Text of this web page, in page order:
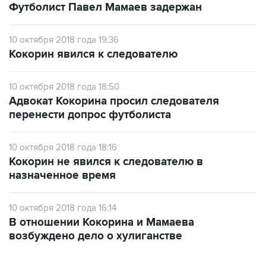
Футболист Павел Мамаев задержан
10 октября 2018 года 19:36
Кокорин явился к следователю
10 октября 2018 года 18:50
Адвокат Кокорина просил следователя
перенести допрос футболиста
10 октября 2018 года 18:16
Кокорин не явился к следователю в
назначенное время
10 октября 2018 года 16:14
В отношении Кокорина и Мамаева
возбуждено дело о хулиганстве